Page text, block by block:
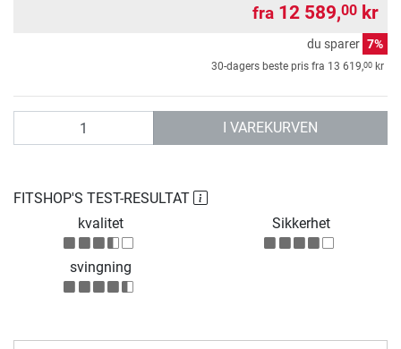
fra 12 589,00 kr
du sparer 7%
30-dagers beste pris fra 13 619,00 kr
I VAREKURVEN
FITSHOP'S TEST-RESULTAT
kvalitet
Sikkerhet
svingning